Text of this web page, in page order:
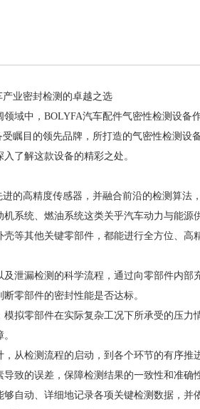
业密封检测的卓越之选
域中，BOLYFA汽车配件气密性检测设
瞩目的领先品牌，所打造的气密性检测
了解这款设备的精彩之处。
的高精度传感器，并融合前沿的检测算
系统、燃油系统这类关乎汽车动力与能
等其他关键零部件，都能进行全方位、高
泄漏检测的科学流程，通过向零部件内
零部件的密封性能是否达标。
拟零部件在实际复杂工况下所承受的压
从检测流程的启动，到各个环节的有序
致的误差，保障检测结果的一致性和准确性
自动、详细地记录各项关键检测数据，